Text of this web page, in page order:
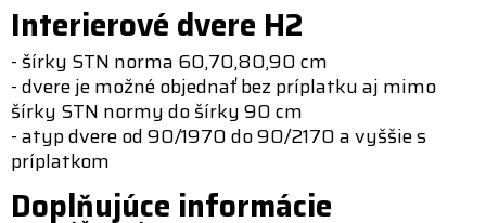
Interierové dvere H2
- šírky STN norma 60,70,80,90 cm
- dvere je možné objednať bez príplatku aj mimo
šírky STN normy do šírky 90 cm
- atyp dvere od 90/1970 do 90/2170 a vyššie s
príplatkom
Doplňujúce informácie